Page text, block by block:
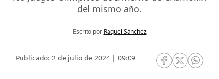
del mismo año.
Escrito por Raquel Sánchez
Publicado: 2 de julio de 2024 | 09:09
RRSS Facebook
RRSSRRSS